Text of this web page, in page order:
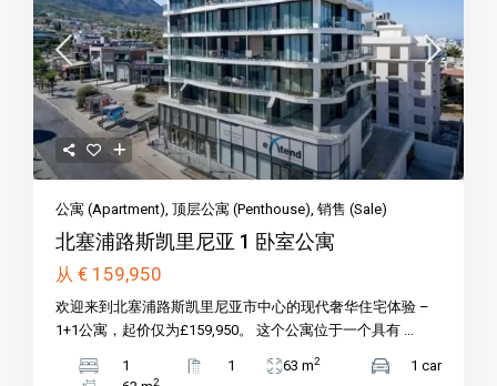
公寓 (Apartment) ,顶层公寓 (Penthouse) ,销售 (Sale)
北塞浦路斯凯里尼亚 1 卧室公寓
从 € 159,950
欢迎来到北塞浦路斯凯里尼亚市中心的现代奢华住宅体验 –
1+1公寓，起价仅为£159,950。 这个公寓位于一个具有 ...
1 1 63 m2
1 car
2